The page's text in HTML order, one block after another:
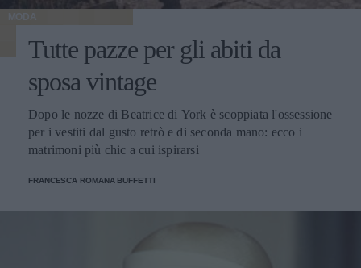
MODA
Tutte pazze per gli abiti da
sposa vintage
Dopo le nozze di Beatrice di York è scoppiata l'ossessione
per i vestiti dal gusto retrò e di seconda mano: ecco i
matrimoni più chic a cui ispirarsi
FRANCESCA ROMANA BUFFETTI